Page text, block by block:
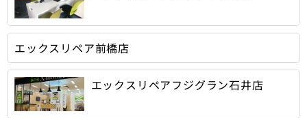
エックスリペア前橋店
エックスリペアフジグラン石井店